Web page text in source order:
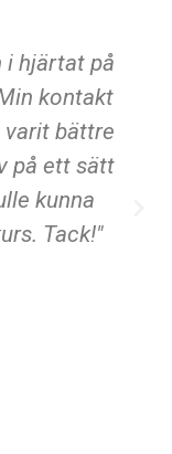
i hjärtat på
kontakt
varit bättre
på ett sätt
kunna
Tack!"